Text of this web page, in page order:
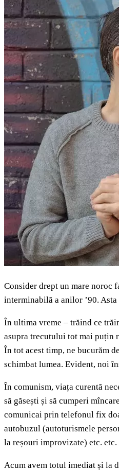
Consider drept un mare noroc
interminabilă a anilor ’90.
În ultima vreme – trăind ce
asupra trecutului tot mai puțin
În tot acest timp, ne bucurăm
schimbat lumea. Evident, noi
În comunism, viața curentă
să găsești și să cumperi
comunicai prin telefonul fix
autobuzul (autoturismele
la reșouri improvizate) etc.
Acum avem totul imediat și la